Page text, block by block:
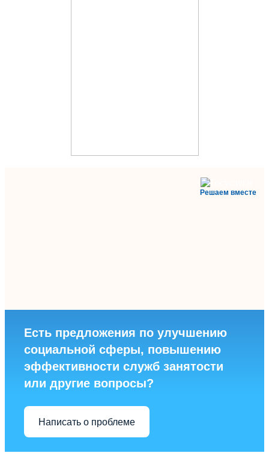
Решаем вместе
Есть предложения по улучшению
социальной сферы, повышению
эффективности служб занятости
или другие вопросы?
Написать о проблеме